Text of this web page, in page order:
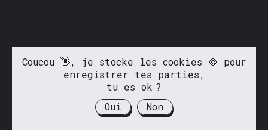
Coucou 👋, je stocke les cookies 🍪 pour
enregistrer tes parties,
tu es ok ?
Oui
Non
Fait avec ❤️ par
@antoinedemacon